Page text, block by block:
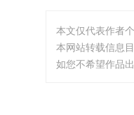
本文仅代表作者
本网站转载信息
如您不希望作品